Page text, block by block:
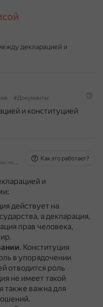
декларацией и
#Документы
и конституцией
На основе источников, возможны неточности
Как это работает?
и
действует на
а декларация,
прав человека,
. Конституция
в упорядочении
отводится роль
не имеет такой
также важна для